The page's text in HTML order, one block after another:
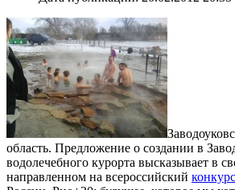
область. Предложение о создании в
водолечебного курорта высказывает в
направленном на всероссийский конкурс